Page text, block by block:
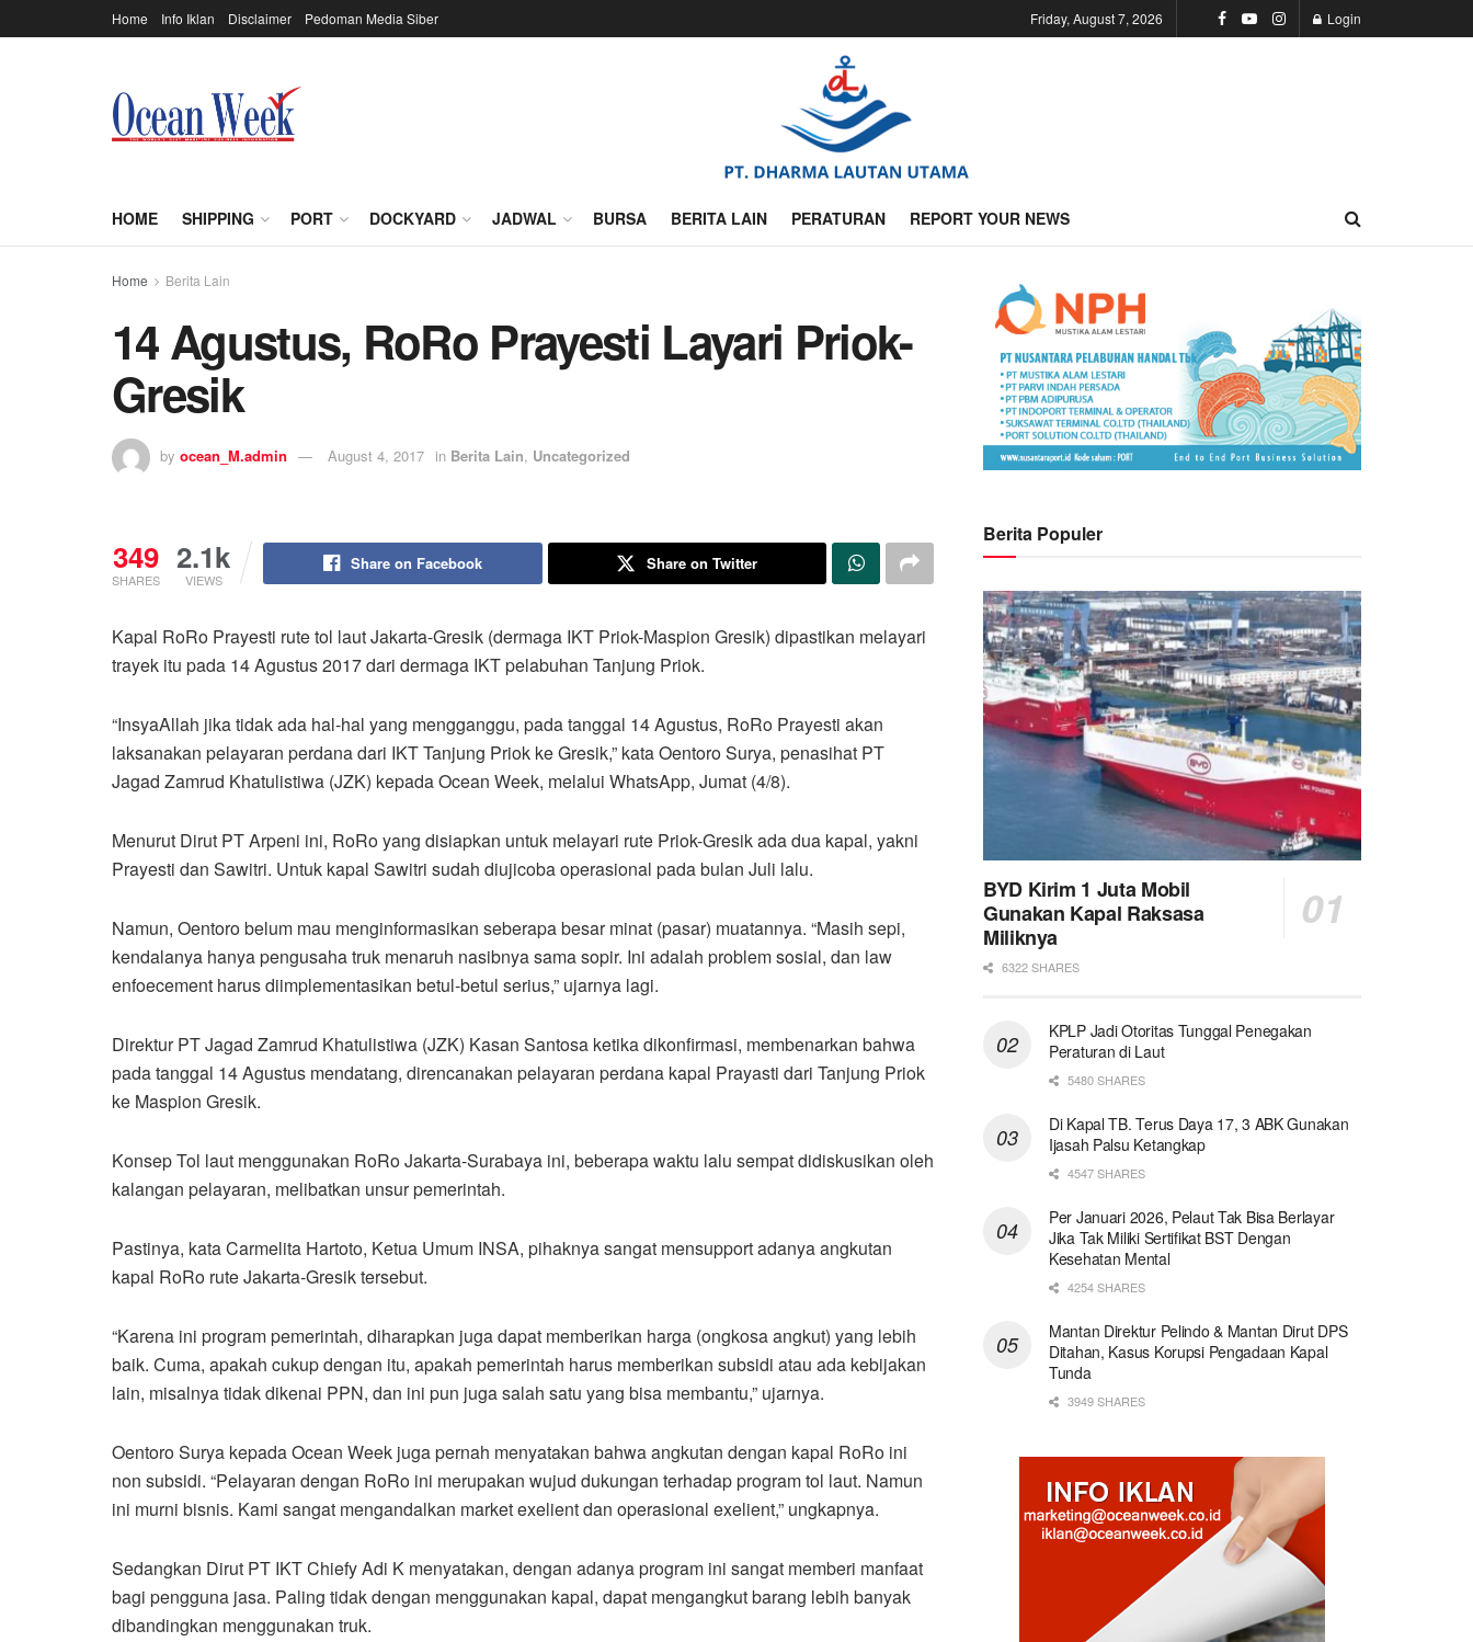
Home Info Iklan Disclaimer Pedoman Media Siber Friday, August 7, 2026 Login
HOME SHIPPING PORT DOCKYARD JADWAL BURSA BERITA LAIN PERATURAN REPORT YOUR NEWS
Home Berita Lain
14 Agustus, RoRo Prayesti Layari Priok-
Gresik
by ocean_M.admin August 4, 2017 in Berita Lain, Uncategorized
349
SHARES
2.1k
VIEWS
Share on Facebook Share on Twitter
Kapal RoRo Prayesti rute tol laut Jakarta-Gresik (dermaga IKT Priok-Maspion Gresik) dipastikan melayari
trayek itu pada 14 Agustus 2017 dari dermaga IKT pelabuhan Tanjung Priok.
“InsyaAllah jika tidak ada hal-hal yang mengganggu, pada tanggal 14 Agustus, RoRo Prayesti akan
laksanakan pelayaran perdana dari IKT Tanjung Priok ke Gresik,” kata Oentoro Surya, penasihat PT
Jagad Zamrud Khatulistiwa (JZK) kepada Ocean Week, melalui WhatsApp, Jumat (4/8).
Menurut Dirut PT Arpeni ini, RoRo yang disiapkan untuk melayari rute Priok-Gresik ada dua kapal, yakni
Prayesti dan Sawitri. Untuk kapal Sawitri sudah diujicoba operasional pada bulan Juli lalu.
Namun, Oentoro belum mau menginformasikan seberapa besar minat (pasar) muatannya. “Masih sepi,
kendalanya hanya pengusaha truk menaruh nasibnya sama sopir. Ini adalah problem sosial, dan law
enfoecement harus diimplementasikan betul-betul serius,” ujarnya lagi.
Direktur PT Jagad Zamrud Khatulistiwa (JZK) Kasan Santosa ketika dikonfirmasi, membenarkan bahwa
pada tanggal 14 Agustus mendatang, direncanakan pelayaran perdana kapal Prayasti dari Tanjung Priok
ke Maspion Gresik.
Konsep Tol laut menggunakan RoRo Jakarta-Surabaya ini, beberapa waktu lalu sempat didiskusikan oleh
kalangan pelayaran, melibatkan unsur pemerintah.
Pastinya, kata Carmelita Hartoto, Ketua Umum INSA, pihaknya sangat mensupport adanya angkutan
kapal RoRo rute Jakarta-Gresik tersebut.
“Karena ini program pemerintah, diharapkan juga dapat memberikan harga (ongkosa angkut) yang lebih
baik. Cuma, apakah cukup dengan itu, apakah pemerintah harus memberikan subsidi atau ada kebijakan
lain, misalnya tidak dikenai PPN, dan ini pun juga salah satu yang bisa membantu,” ujarnya.
Oentoro Surya kepada Ocean Week juga pernah menyatakan bahwa angkutan dengan kapal RoRo ini
non subsidi. “Pelayaran dengan RoRo ini merupakan wujud dukungan terhadap program tol laut. Namun
ini murni bisnis. Kami sangat mengandalkan market exelient dan operasional exelient,” ungkapnya.
Sedangkan Dirut PT IKT Chiefy Adi K menyatakan, dengan adanya program ini sangat memberi manfaat
bagi pengguna jasa. Paling tidak dengan menggunakan kapal, dapat mengangkut barang lebih banyak
dibandingkan menggunakan truk.
Berita Populer
BYD Kirim 1 Juta Mobil
Gunakan Kapal Raksasa
Miliknya
6322 SHARES
KPLP Jadi Otoritas Tunggal Penegakan
Peraturan di Laut
5480 SHARES
Di Kapal TB. Terus Daya 17, 3 ABK Gunakan
Ijasah Palsu Ketangkap
4547 SHARES
Per Januari 2026, Pelaut Tak Bisa Berlayar
Jika Tak Miliki Sertifikat BST Dengan
Kesehatan Mental
4254 SHARES
Mantan Direktur Pelindo & Mantan Dirut DPS
Ditahan, Kasus Korupsi Pengadaan Kapal
Tunda
3949 SHARES